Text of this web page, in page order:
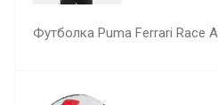
Футболка Puma Ferrari Race